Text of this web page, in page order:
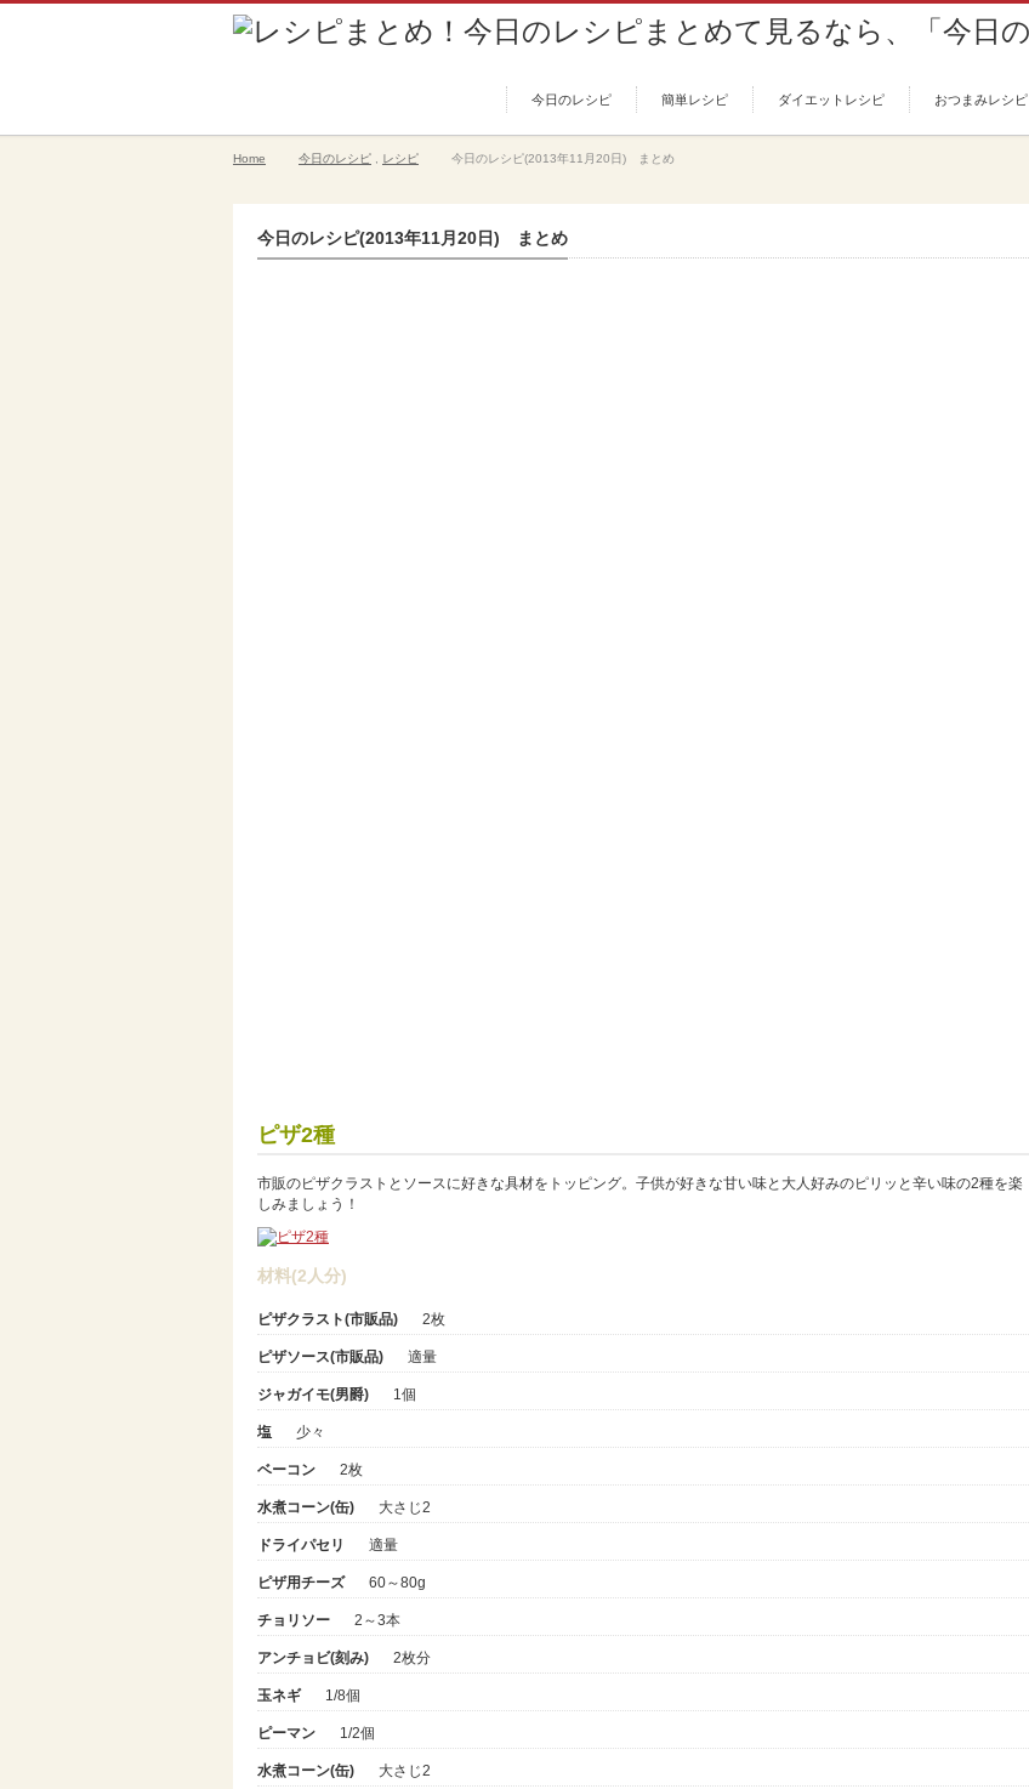
今日のレシピ 簡単レシピ ダイエットレシピ おつまみレシピ
Home 今日のレシピ レシピ 今日のレシピ(2013年11月20日) まとめ
今日のレシピ(2013年11月20日) まとめ
ピザ2種
市販のピザクラストとソースに好きな具材をトッピング。子供が好きな甘い味と大人好みのピリッと辛い味の2種を楽
しみましょう！
材料(2人分)
ピザクラスト(市販品) 2枚
ピザソース(市販品) 適量
ジャガイモ(男爵) 1個
塩 少々
ベーコン 2枚
水煮コーン(缶) 大さじ2
ドライパセリ 適量
ピザ用チーズ 60～80g
チョリソー 2～3本
アンチョビ(刻み) 2枚分
玉ネギ 1/8個
ピーマン 1/2個
水煮コーン(缶) 大さじ2